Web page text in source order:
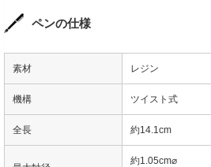
ペンの仕様
素材 レジン
機構 ツイスト式
全長 約14.1cm
約1.05cm⌀